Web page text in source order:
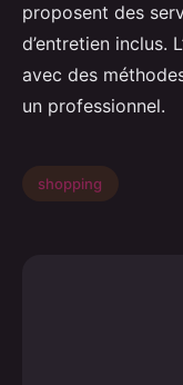
proposent des
d’entretien inclus.
avec des
un professionnel.
shopping